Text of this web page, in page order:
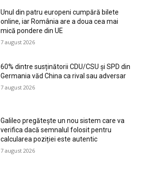
Unul din patru europeni cumpără bilete
online, iar România are a doua cea mai
mică pondere din UE
7 august 2026
60% dintre susținătorii CDU/CSU și SPD din
Germania văd China ca rival sau adversar
7 august 2026
Galileo pregătește un nou sistem care va
verifica dacă semnalul folosit pentru
calcularea poziției este autentic
7 august 2026